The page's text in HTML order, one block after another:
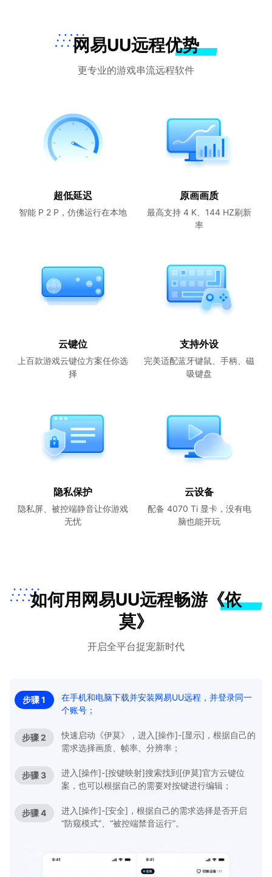
网易UU远程优势
更专业的游戏串流远程软件
超低延迟
智能 P 2 P，仿佛运行在本地
原画画质
最高支持 4 K、144 HZ刷新
率
云键位
上百款游戏云键位方案任你选
择
支持外设
完美适配蓝牙键鼠、手柄、磁
吸键盘
隐私保护
隐私屏、被控端静音让你游戏
无忧
云设备
配备 4070 Ti 显卡，没有电
脑也能开玩
如何用网易UU远程畅游《依
莫》
开启全平台捉宠新时代
步骤 1
在手机和电脑下载并安装网易UU远程，并登录同一
个账号；
步骤 2
快速启动《伊莫》，进入[操作]-[显示]，根据自己的
需求选择画质、帧率、分辨率；
步骤 3
进入[操作]-[按键映射]搜索找到[伊莫]官方云键位
案，也可以根据自己的需要对按键进行编辑；
步骤 4
进入[操作]-[安全]，根据自己的需求选择是否开启
“防窥模式”、“被控端禁音运行”。